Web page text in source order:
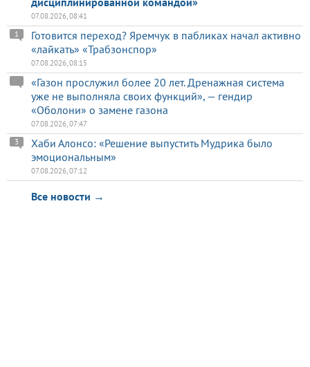
07.08.2026, 08:41
Готовится переход? Яремчук в пабликах начал активно
«лайкать» «Трабзонспор»
1
07.08.2026, 08:15
«Газон прослужил более 20 лет. Дренажная система
уже не выполняла своих функций», — гендир
«Оболони» о замене газона
07.08.2026, 07:47
Хаби Алонсо: «Решение выпустить Мудрика было
эмоциональным»
3
07.08.2026, 07:12
Все новости →